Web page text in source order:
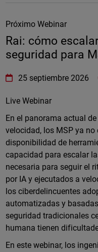
Próximo Webinar
Rai: cómo
seguridad para
WatchGuard
25 septiembre 2026
Live Webinar
En el panorama actual
velocidad, los MSP ya
disponibilidad de
capacidad para escalar
necesaria para seguir el
por IA y ejecutados a
los ciberdelincuentes
automatizadas y
seguridad tradicionales
humana tienen
En este webinar, los